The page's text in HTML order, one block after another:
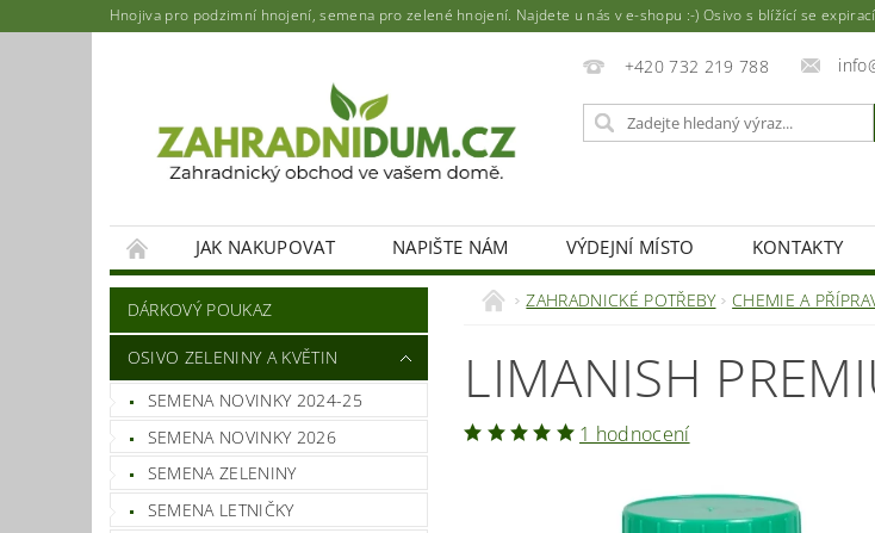
Hnojiva pro podzimní hnojení, semena pro zelené hnojení. Najdete u nás v e-shopu :-) Osivo s blížící se expirací
+420 732 219 788
JAK NAKUPOVAT NAPIŠTE NÁM VÝDEJNÍ MÍSTO KONTAKTY
DÁRKOVÝ POUKAZ
OSIVO ZELENINY A KVĚTIN
SEMENA NOVINKY 2024-25
SEMENA NOVINKY 2026
SEMENA ZELENINY
SEMENA LETNIČKY
ZAHRADNICKÉ POTŘEBY CHEMIE A
LIMANISH
1 hodnocení